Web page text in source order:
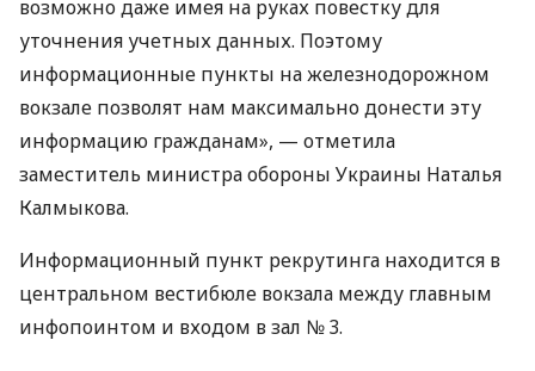
возможно даже имея на руках повестку для
уточнения учетных данных. Поэтому
информационные пункты на железнодорожном
вокзале позволят нам максимально донести эту
информацию гражданам», — отметила
заместитель министра обороны Украины Наталья
Калмыкова.
Информационный пункт рекрутинга находится в
центральном вестибюле вокзала между главным
инфопоинтом и входом в зал № 3.⠀